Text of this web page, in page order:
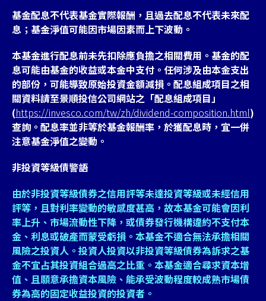
基金配息不代表基金實際報酬，且過去配息不代表未來配
息；基金淨值可能因市場因素而上下波動。
本基金進行配息前未先扣除應負擔之相關費用。基金的配
息可能由基金的收益或本金中支付。任何涉及由本金支出
的部份，可能導致原始投資金額減損。配息組成項目之相
關資料請至景順投信公司網站之「配息組成項目」
(https://invesco.com/tw/zh/dividend-composition.html)
查詢。配息率並非等於基金報酬率，於獲配息時，宜一併
注意基金淨值之變動。
非投資等級債警語
由於非投資等級債券之信用評等未達投資等級或未經信用
評等，且對利率變動的敏感度甚高，故本基金可能會因利
率上升、市場流動性下降，或債券發行機構違約不支付本
金、利息或破產而蒙受虧損。本基金不適合無法承擔相關
風險之投資人。投資人投資以非投資等級債券為訴求之基
金不宜占其投資組合過高之比重。本基金適合尋求資本增
值、且願意承擔資本風險、能承受波動程度較成熟市場債
券為高的固定收益投資的投資者。